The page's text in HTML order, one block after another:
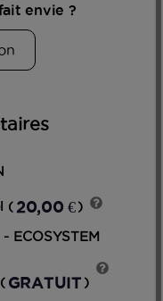
envie ?
( 20,00 €)
ECOSYSTEM
( GRATUIT )